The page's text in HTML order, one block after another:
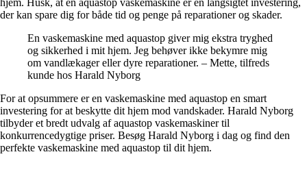
hjem. Husk, at en aquastop vaskemaskine er en langsigtet investering,
der kan spare dig for både tid og penge på reparationer og skader.
En vaskemaskine med aquastop giver mig ekstra tryghed
og sikkerhed i mit hjem. Jeg behøver ikke bekymre mig
om vandlækager eller dyre reparationer. – Mette, tilfreds
kunde hos Harald Nyborg
For at opsummere er en vaskemaskine med aquastop en smart
investering for at beskytte dit hjem mod vandskader. Harald Nyborg
tilbyder et bredt udvalg af aquastop vaskemaskiner til
konkurrencedygtige priser. Besøg Harald Nyborg i dag og find den
perfekte vaskemaskine med aquastop til dit hjem.